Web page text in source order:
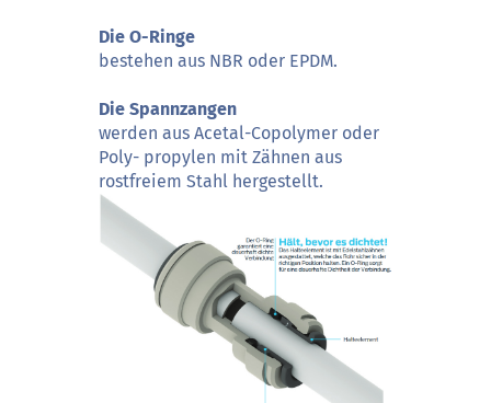
Die O-Ringe
bestehen aus NBR oder EPDM.
Die Spannzangen
werden aus Acetal-Copolymer oder
Poly- propylen mit Zähnen aus
rostfreiem Stahl hergestellt.